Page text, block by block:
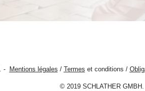
- Mentions légales / Termes et conditions /
© 2019 SCHLATHER GMBH.